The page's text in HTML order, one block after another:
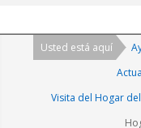
Navigation
Usted está aquí
Visita del Hogar